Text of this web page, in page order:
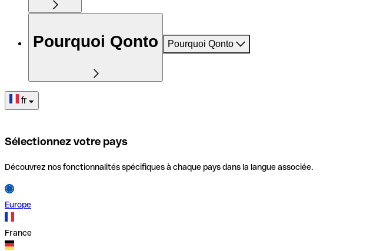
Pourquoi Qonto Pourquoi Qonto
fr
Sélectionnez votre pays
Découvrez nos fonctionnalités spécifiques à chaque pays dans la langue associée.
Europe
France